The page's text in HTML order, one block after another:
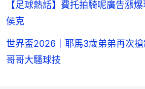
【足球熱話】費托拍騎呢廣告漲
侯克
世界盃2026｜耶馬3歲弟弟再次
哥哥大騷球技